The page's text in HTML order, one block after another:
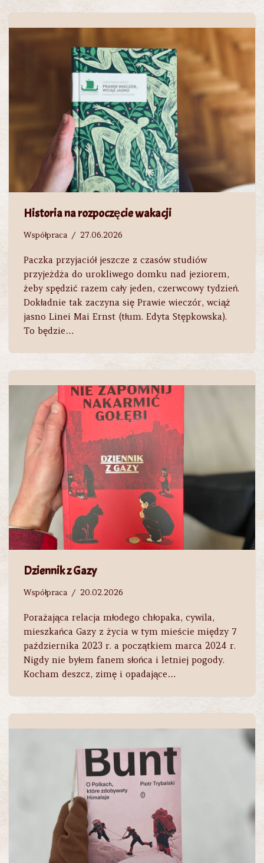
Historia na rozpoczęcie wakacji
Współpraca 27.06.2026
Paczka przyjaciół jeszcze z czasów studiów
przyjeżdża do urokliwego domku nad jeziorem,
żeby spędzić razem cały jeden, czerwcowy tydzień.
Dokładnie tak zaczyna się Prawie wieczór, wciąż
jasno Linei Mai Ernst (tłum. Edyta Stępkowska).
To będzie…
Dziennik z Gazy
Współpraca 20.02.2026
Porażająca relacja młodego chłopaka, cywila,
mieszkańca Gazy z życia w tym mieście między 7
października 2023 r. a początkiem marca 2024 r.
Nigdy nie byłem fanem słońca i letniej pogody.
Kocham deszcz, zimę i opadające…